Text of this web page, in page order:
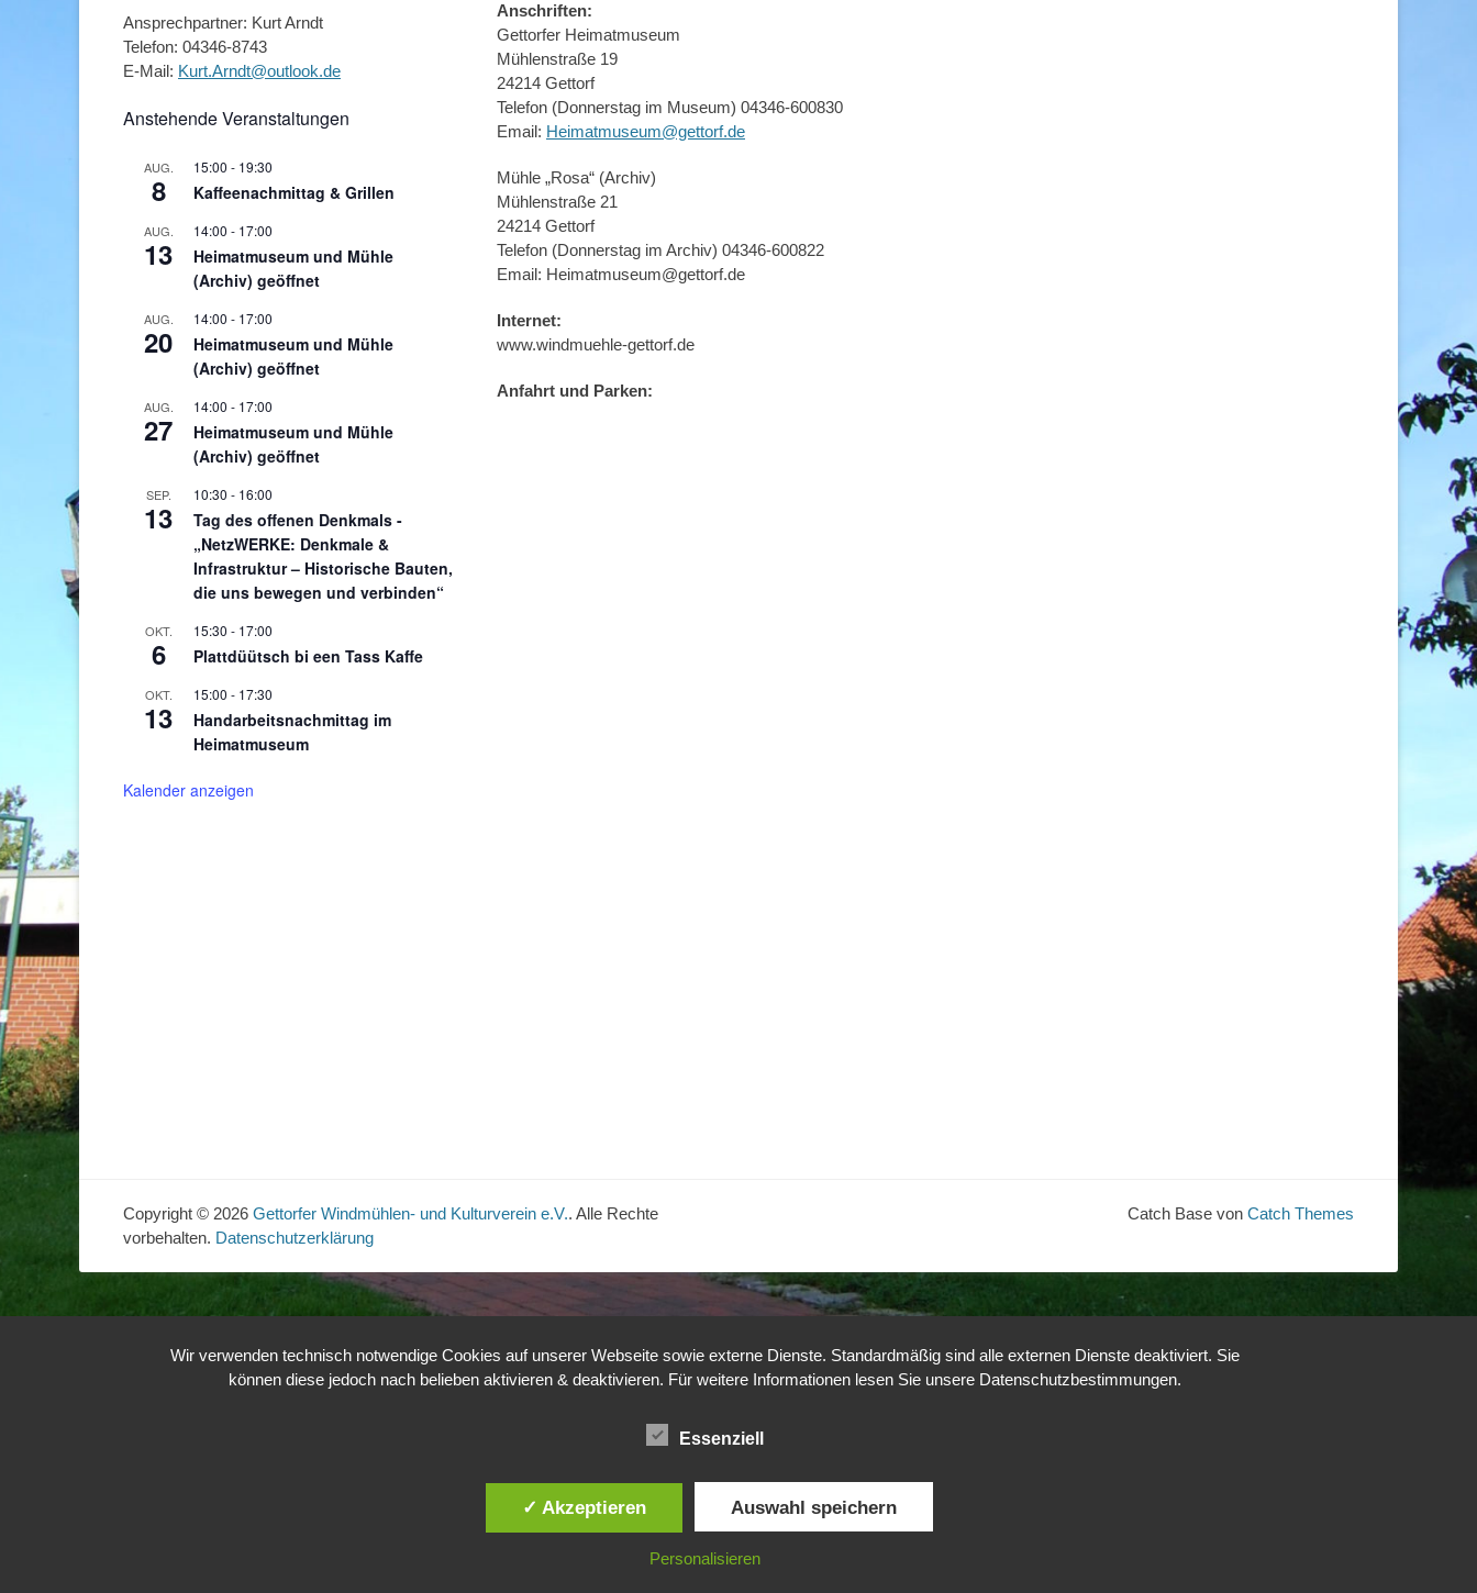
Anschriften:
Gettorfer Heimatmuseum
Mühlenstraße 19
24214 Gettorf
Telefon (Donnerstag im Museum) 04346-600830
Email: Heimatmuseum@gettorf.de
Mühle „Rosa“ (Archiv)
Mühlenstraße 21
24214 Gettorf
Telefon (Donnerstag im Archiv) 04346-600822
Email: Heimatmuseum@gettorf.de
Internet:
www.windmuehle-gettorf.de
Anfahrt und Parken:
Ansprechpartner: Kurt Arndt
Telefon: 04346-8743
E-Mail: Kurt.Arndt@outlook.de
Anstehende Veranstaltungen
AUG.
8
15:00 - 19:30
Kaffeenachmittag & Grillen
AUG.
13
14:00 - 17:00
Heimatmuseum und Mühle
(Archiv) geöffnet
AUG.
20
14:00 - 17:00
Heimatmuseum und Mühle
(Archiv) geöffnet
AUG.
27
14:00 - 17:00
Heimatmuseum und Mühle
(Archiv) geöffnet
SEP.
13
10:30 - 16:00
Tag des offenen Denkmals -
„NetzWERKE: Denkmale &
Infrastruktur – Historische Bauten,
die uns bewegen und verbinden“
OKT.
6
15:30 - 17:00
Plattdüütsch bi een Tass Kaffe
OKT.
13
15:00 - 17:30
Handarbeitsnachmittag im
Heimatmuseum
Kalender anzeigen
Copyright © 2026 Gettorfer Windmühlen- und Kulturverein e.V.. Alle Rechte
vorbehalten. Datenschutzerklärung
Catch Base von Catch Themes
Wir verwenden technisch notwendige Cookies auf unserer Webseite sowie externe Dienste. Standardmäßig sind alle externen Dienste deaktiviert. Sie
können diese jedoch nach belieben aktivieren & deaktivieren. Für weitere Informationen lesen Sie unsere Datenschutzbestimmungen.
Essenziell
✓ Akzeptieren Auswahl speichern
Personalisieren